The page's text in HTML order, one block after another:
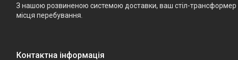
З нашою розвиненою системою доставки, ваш стіл-
місця перебування.